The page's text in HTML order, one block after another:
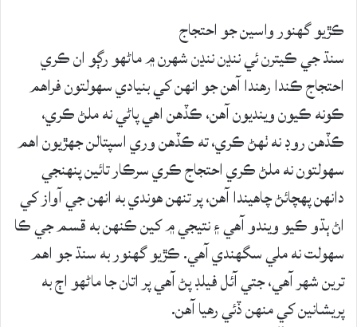
ڪڙيو گهنور واسين جو احتجاج
سنڌ جي ڪيترن ئي ننڍن ننڍن شهرن ۾ ماڻهو رڳو ان ڪري
احتجاج ڪندا رهندا آهن جو انهن کي بنيادي سهولتون فراهم
ڪونه ڪيون وينديون آهن، ڪڏهن اهي پاڻي نه ملڻ ڪري،
ڪڏهن روڊ نه ٺهڻ ڪري، ته ڪڏهن وري اسپتالن جهڙيون اهم
سهولتون نه ملڻ ڪري احتجاج ڪري سرڪار تائين پنهنجي
دانهن پهچائڻ چاهيندا آهن، پر تنهن هوندي به انهن جي آواز کي
اڻ ٻڌو ڪيو ويندو آهي ۽ نتيجي ۾ کين ڪنهن به قسم جي ڪا
سهولت نه ملي سگهندي آهي. ڪڙيو گهنور به سنڌ جو اهم
ترين شهر آهي، جتي آئل فيلڊ پڻ آهي پر اتان جا ماڻهو اڄ به
پريشانين کي منهن ڏئي رهيا آهن.